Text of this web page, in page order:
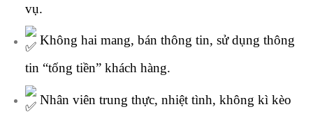
vụ.
Không hai mang, bán thông tin, sử dụng thông
tin “tống tiền” khách hàng.
Nhân viên trung thực, nhiệt tình, không kì kèo